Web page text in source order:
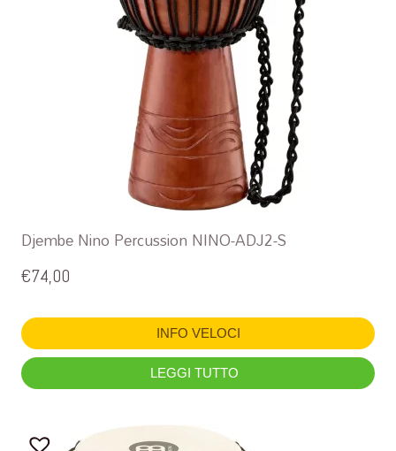
Djembe Nino Percussion NINO-ADJ2-S
€74,00
INFO VELOCI
LEGGI TUTTO